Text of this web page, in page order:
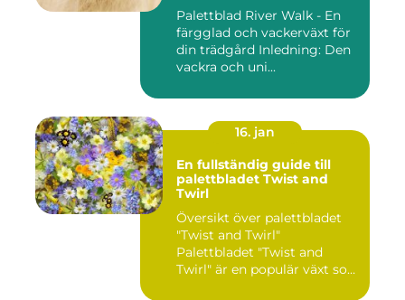
Palettblad River Walk - En
färgglad och vackerväxt för
din trädgård Inledning: Den
vackra och uni...
16. jan
En fullständig guide till
palettbladet Twist and
Twirl
Översikt över palettbladet
"Twist and Twirl"
Palettbladet "Twist and
Twirl" är en populär växt som